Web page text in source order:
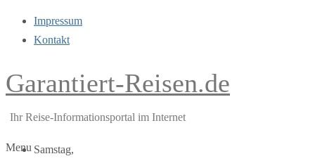
Impressum
Kontakt
Garantiert-Reisen.de
Ihr Reise-Informationsportal im Internet
Samstag,
Menu